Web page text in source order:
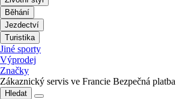
Běhání
Jezdectví
Turistika
Jiné sporty
Výprodej
Značky
Zákaznický servis ve Francie Bezpečná platba
Hledat